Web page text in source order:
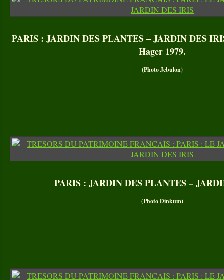
PARIS : JARDIN DES PLANTES – JARDIN DES
Hager 1979.
(Photo Jebulon)
PARIS : JARDIN DES PLANTES –
(Photo Dinkum)